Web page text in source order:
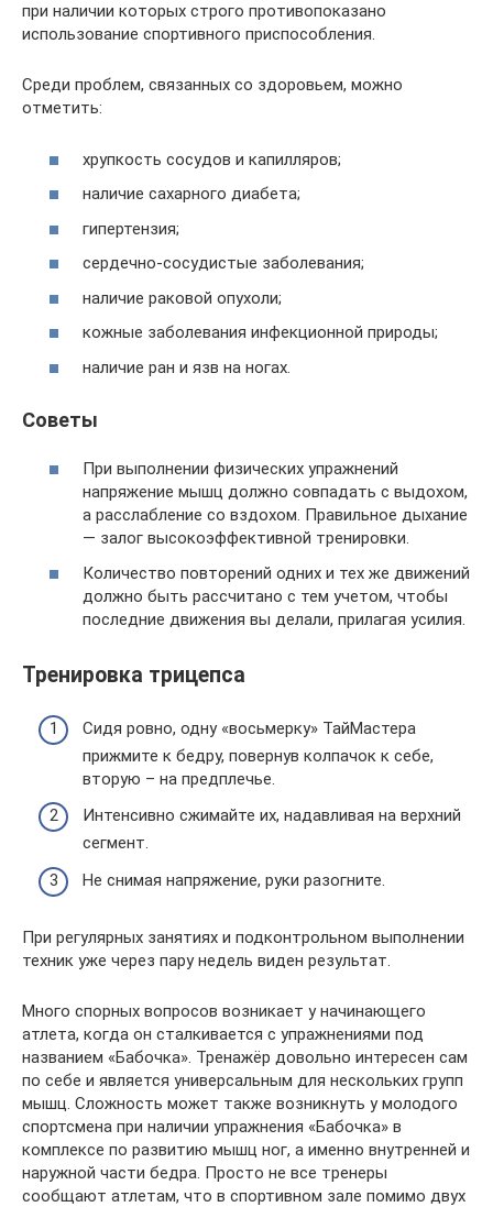
при наличии которых строго противопоказано
использование спортивного приспособления.
Среди проблем, связанных со здоровьем, можно
отметить:
хрупкость сосудов и капилляров;
наличие сахарного диабета;
гипертензия;
сердечно-сосудистые заболевания;
наличие раковой опухоли;
кожные заболевания инфекционной природы;
наличие ран и язв на ногах.
Советы
При выполнении физических упражнений
напряжение мышц должно совпадать с выдохом,
а расслабление со вздохом. Правильное дыхание
— залог высокоэффективной тренировки.
Количество повторений одних и тех же движений
должно быть рассчитано с тем учетом, чтобы
последние движения вы делали, прилагая усилия.
Тренировка трицепса
Сидя ровно, одну «восьмерку» ТайМастера
прижмите к бедру, повернув колпачок к себе,
вторую – на предплечье.
Интенсивно сжимайте их, надавливая на верхний
сегмент.
Не снимая напряжение, руки разогните.
При регулярных занятиях и подконтрольном выполнении
техник уже через пару недель виден результат.
Много спорных вопросов возникает у начинающего
атлета, когда он сталкивается с упражнениями под
названием «Бабочка». Тренажёр довольно интересен сам
по себе и является универсальным для нескольких групп
мышц. Сложность может также возникнуть у молодого
спортсмена при наличии упражнения «Бабочка» в
комплексе по развитию мышц ног, а именно внутренней и
наружной части бедра. Просто не все тренеры
сообщают атлетам, что в спортивном зале помимо двух